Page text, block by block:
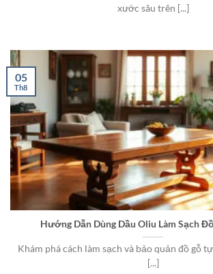
xước sâu trên [...]
Hướng Dẫn Dùng Dầu Oliu Làm Sạch
Khám phá cách làm sạch và bảo quản đồ gỗ
[...]
05
Th8